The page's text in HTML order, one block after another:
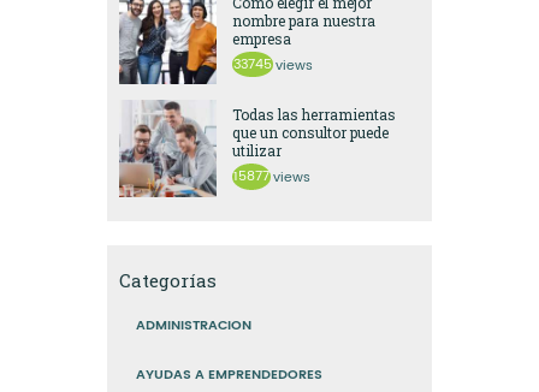
nombre para nuestra
empresa
33745 views
Todas las herramientas
que un consultor puede
utilizar
15877 views
Categorías
ADMINISTRACION
AYUDAS A EMPRENDEDORES